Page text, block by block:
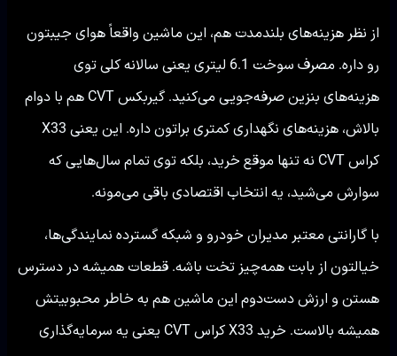
از نظر هزینه‌های بلندمدت هم، این ماشین واقعاً هوای جیبتون
رو داره. مصرف سوخت 6.1 لیتری یعنی سالانه کلی توی
هزینه‌های بنزین صرفه‌جویی می‌کنید. گیربکس CVT هم با دوام
بالاش، هزینه‌های نگهداری کمتری براتون داره. این یعنی X33
کراس CVT نه تنها موقع خرید، بلکه توی تمام سال‌هایی که
سوارش می‌شید، یه انتخاب اقتصادی باقی می‌مونه.
با گارانتی معتبر مدیران خودرو و شبکه گسترده نمایندگی‌ها،
خیالتون از بابت همه‌چیز تخت باشه. قطعات همیشه در دسترس
هستن و ارزش دست‌دوم این ماشین هم به خاطر محبوبیتش
همیشه بالاست. خرید X33 کراس CVT یعنی یه سرمایه‌گذاری